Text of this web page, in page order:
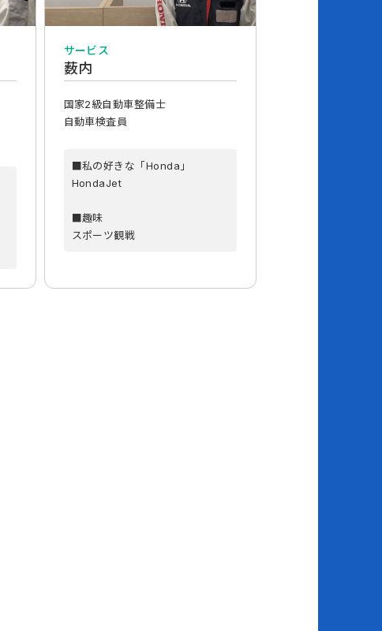
サービス
薮内
国家2級自動車整備士
自動車検査員
■私の好きな「Honda」
HondaJet
■趣味
スポーツ観戦